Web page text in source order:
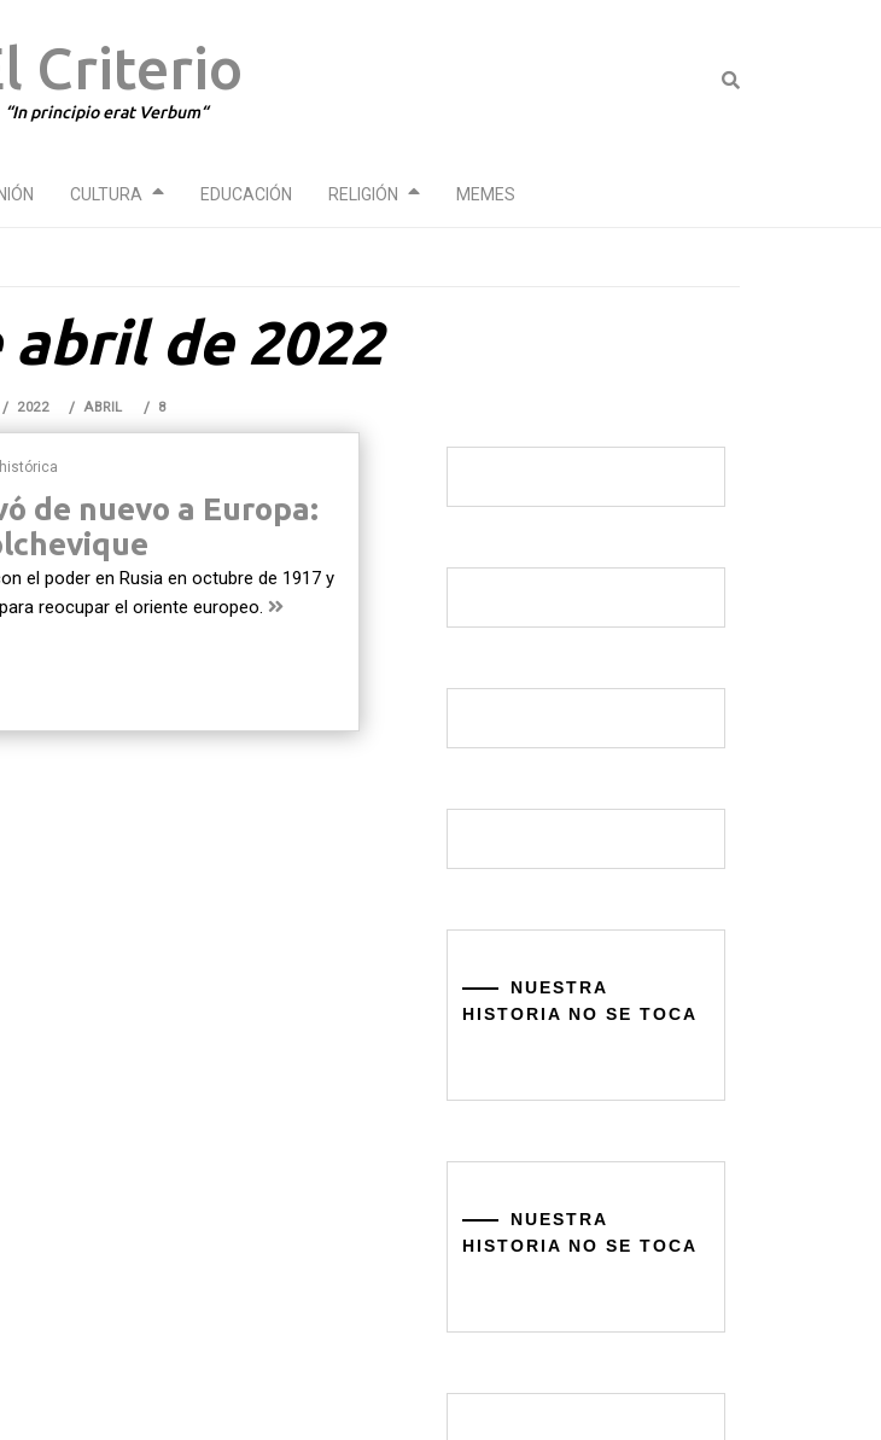
Criterio
In principio erat Verbum
CULTURA EDUCACIÓN RELIGIÓN MEMES
abril de 2022
2022 ABRIL 8
de nuevo a Europa:
el poder en Rusia en octubre de 1917 y
reocupar el oriente europeo.
NUESTRA
HISTORIA NO SE TOCA
NUESTRA
HISTORIA NO SE TOCA